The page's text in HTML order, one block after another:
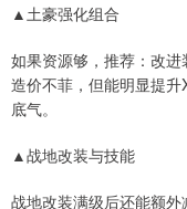
▲土豪强化组合
如果资源够，推荐：改
造价不菲，但能明显提
底气。
▲战地改装与技能
战地改装满级后还能额